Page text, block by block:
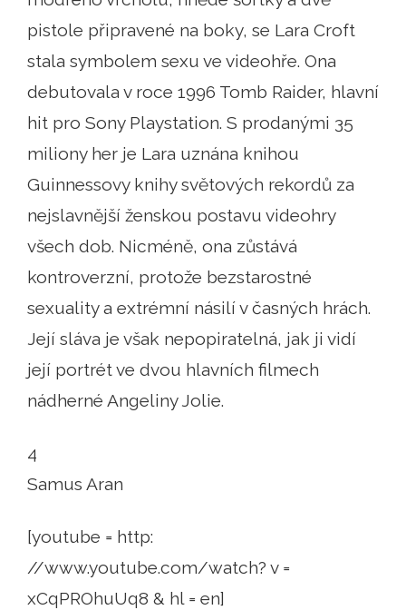
pistole připravené na boky, se Lara Croft
stala symbolem sexu ve videohře. Ona
debutovala v roce 1996 Tomb Raider, hlavní
hit pro Sony Playstation. S prodanými 35
miliony her je Lara uznána knihou
Guinnessovy knihy světových rekordů za
nejslavnější ženskou postavu videohry
všech dob. Nicméně, ona zůstává
kontroverzní, protože bezstarostné
sexuality a extrémní násilí v časných hrách.
Její sláva je však nepopiratelná, jak ji vidí
její portrét ve dvou hlavních filmech
nádherné Angeliny Jolie.
4
Samus Aran
[youtube = http:
//www.youtube.com/watch? v =
xCqPROhuUq8 & hl = en]